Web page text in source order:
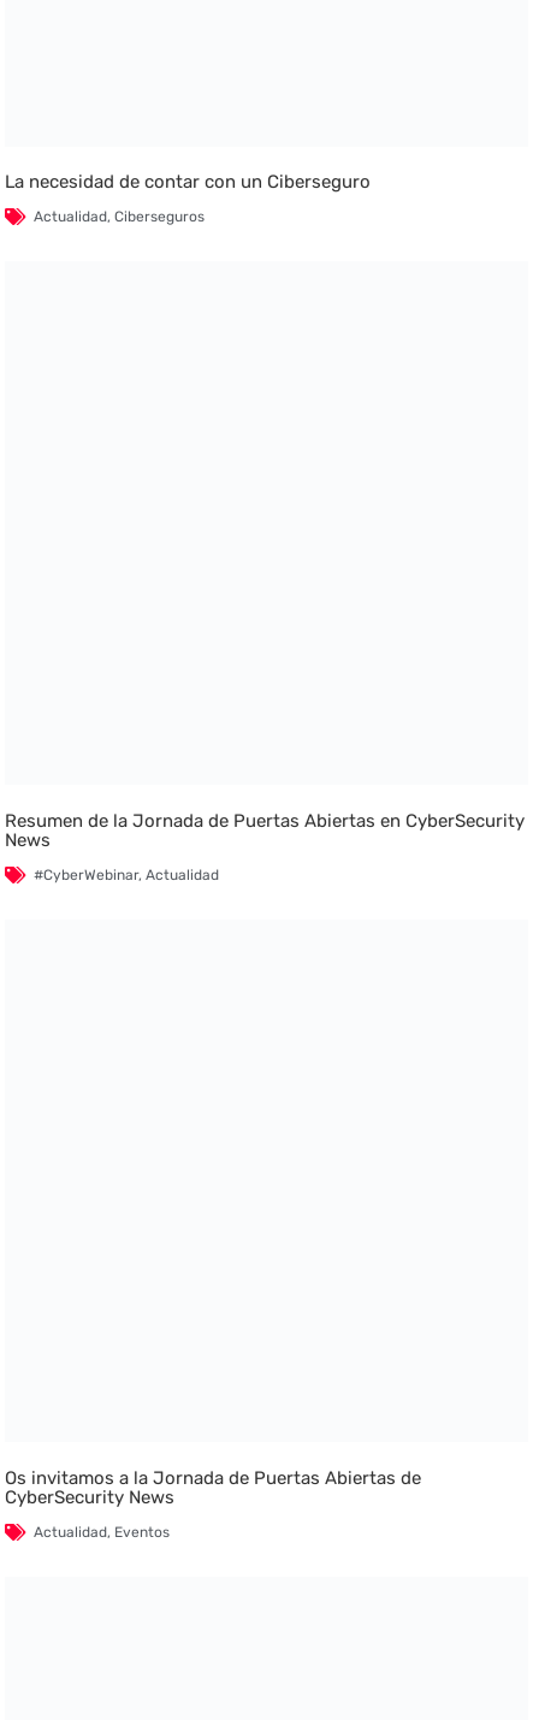
La necesidad de contar con un Ciberseguro
Actualidad,Ciberseguros
Resumen de la Jornada de Puertas Abiertas en CyberSecurity
News
#CyberWebinar,Actualidad
Os invitamos a la Jornada de Puertas Abiertas de
CyberSecurity News
Actualidad, Eventos